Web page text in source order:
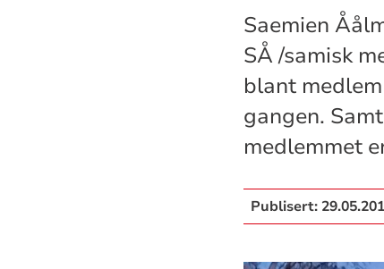
Saemien
SÅ /samisk
blant
gangen.
medlemmet
Publisert: